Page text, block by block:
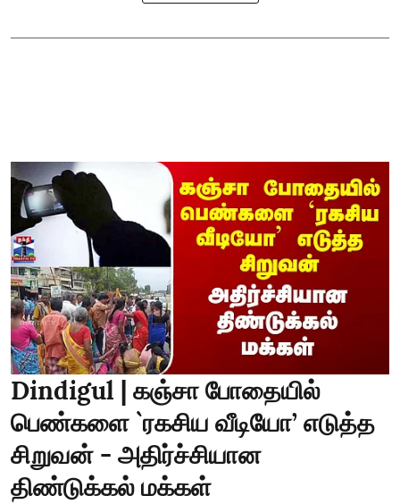
Dindigul | கஞ்சா போதையில்
பெண்களை `ரகசிய வீடியோ’ எடுத்த
சிறுவன் - அதிர்ச்சியான
திண்டுக்கல் மக்கள்